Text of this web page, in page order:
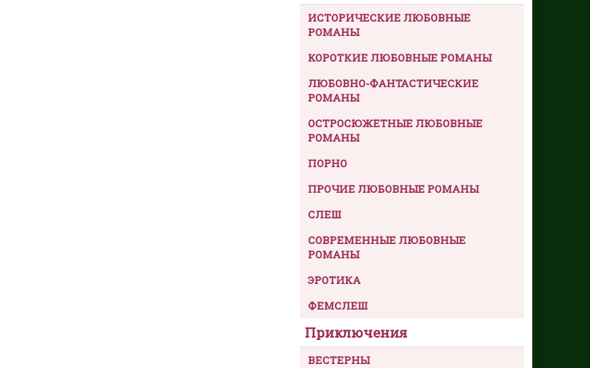
ИСТОРИЧЕСКИЕ ЛЮБОВНЫЕ
РОМАНЫ
КОРОТКИЕ ЛЮБОВНЫЕ РОМАНЫ
ЛЮБОВНО-ФАНТАСТИЧЕСКИЕ
РОМАНЫ
ОСТРОСЮЖЕТНЫЕ ЛЮБОВНЫЕ
РОМАНЫ
ПОРНО
ПРОЧИЕ ЛЮБОВНЫЕ РОМАНЫ
СЛЕШ
СОВРЕМЕННЫЕ ЛЮБОВНЫЕ
РОМАНЫ
ЭРОТИКА
ФЕМСЛЕШ
Приключения
ВЕСТЕРНЫ